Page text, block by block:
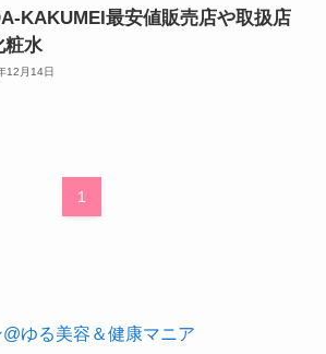
KAKUMEI最安値販売店や取扱店
粧水
12月14日
1
@ゆる美容＆健康マニア